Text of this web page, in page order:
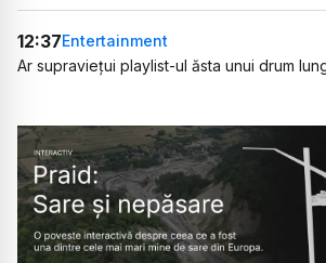
12:37Entertainment
Ar supraviețui playlist-ul ăsta unui drum